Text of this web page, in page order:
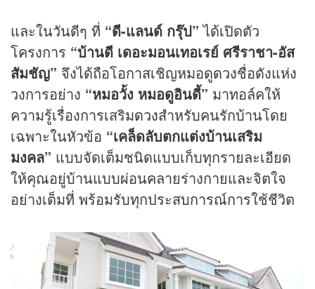
และในวันดีๆ ที่ “ดี-แลนด์ กรุ๊ป”ได้เปิดตัว
โครงการ “บ้านดี เดอะมอนเทอเรย์ ศรีราชา-อัส
สัมชัญ” จึงได้ถือโอกาสเชิญหมอดูดวงชื่อดังแห่ง
วงการอย่าง “หมอวั้ง หมอดูอินดี้” มาทอล์คให้
ความรู้เรื่องการเสริมดวงสำหรับคนรักบ้านโดย
เฉพาะในหัวข้อ “เคล็ดลับตกแต่งบ้านเสริม
มงคล” แบบจัดเต็มชนิดแบบเก็บทุกรายละเอียด
ให้คุณอยู่บ้านแบบผ่อนคลายร่างกายและจิตใจ
อย่างเต็มที่ พร้อมรับทุกประสบการณ์การใช้ชีวิต